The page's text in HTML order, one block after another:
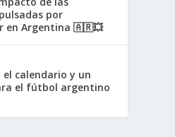
por
en Argentina 🇦🇷💥
el calendario y un
el fútbol argentino